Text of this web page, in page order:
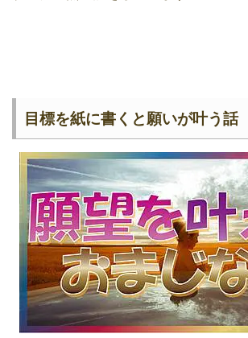
目標を紙に書くと願いが叶う話